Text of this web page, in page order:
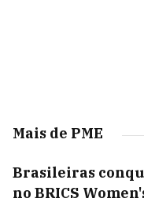
Mais de PME
Brasileiras
no BRICS